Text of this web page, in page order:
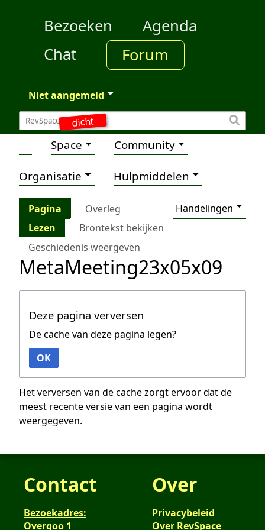
dicht
Bezoeken
Agenda
Chat
Forum
Niet aangemeld
Space Community
Organisatie Hulpmiddelen
Pagina Overleg
Handelingen
Lezen
Brontekst bekijken
Geschiedenis weergeven
MetaMeeting23x05x09
Deze pagina verversen
De cache van deze pagina legen?
OK
Het verversen van de cache zorgt ervoor dat de
meest recente versie van een pagina wordt
weergegeven.
Contact
Bezoekadres:
Overgoo 1
Over
Privacybeleid
Over RevSpace